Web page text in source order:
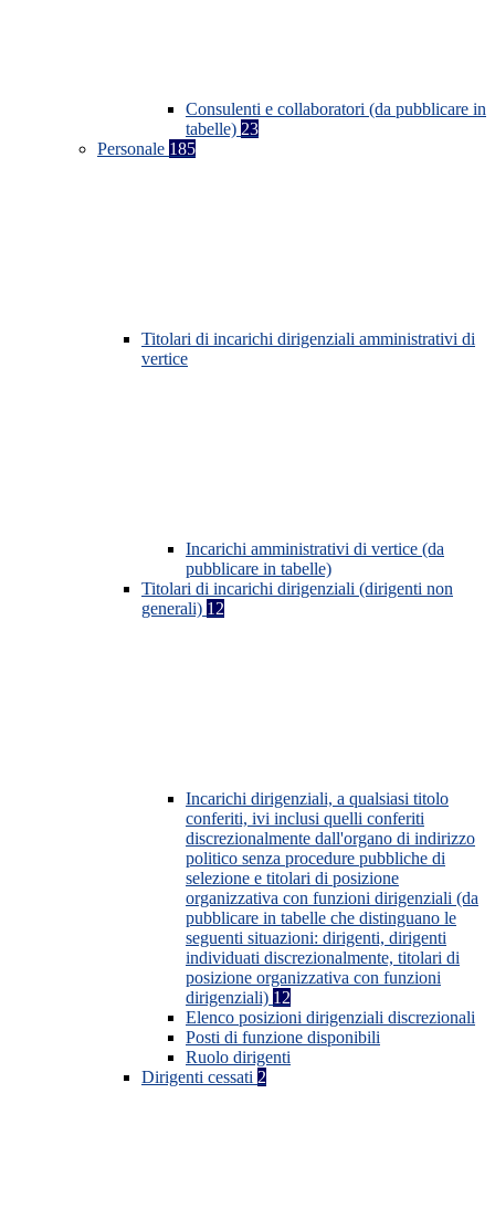
Consulenti e collaboratori (da pubblicare in
tabelle) 23
Personale 185
Titolari di incarichi dirigenziali amministrativi di
vertice
Incarichi amministrativi di vertice (da
pubblicare in tabelle)
Titolari di incarichi dirigenziali (dirigenti non
generali) 12
Incarichi dirigenziali, a qualsiasi titolo
conferiti, ivi inclusi quelli conferiti
discrezionalmente dall'organo di indirizzo
politico senza procedure pubbliche di
selezione e titolari di posizione
organizzativa con funzioni dirigenziali (da
pubblicare in tabelle che distinguano le
seguenti situazioni: dirigenti, dirigenti
individuati discrezionalmente, titolari di
posizione organizzativa con funzioni
dirigenziali) 12
Elenco posizioni dirigenziali discrezionali
Posti di funzione disponibili
Ruolo dirigenti
Dirigenti cessati 2